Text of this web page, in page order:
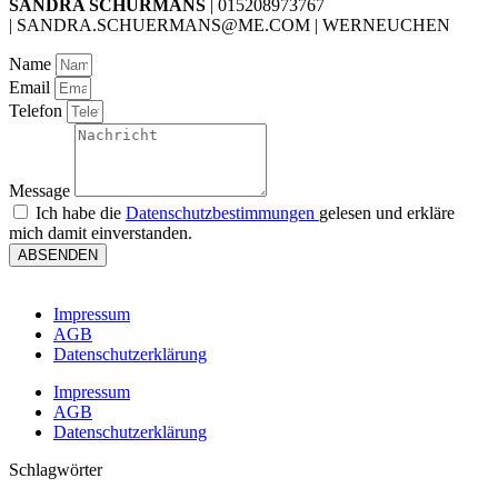
SANDRA SCHÜRMANS | 015208973767
| SANDRA.SCHUERMANS@ME.COM | WERNEUCHEN
Name
Email
Telefon
Message
Ich habe die Datenschutzbestimmungen gelesen und erkläre
mich damit einverstanden.
ABSENDEN
Impressum
AGB
Datenschutzerklärung
Impressum
AGB
Datenschutzerklärung
Schlagwörter